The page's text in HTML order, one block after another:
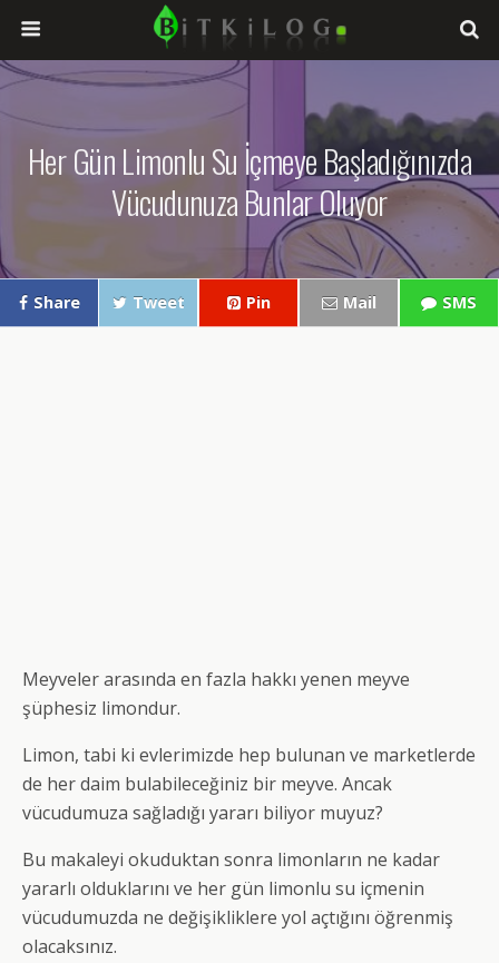
Her Gün Limonlu Su İçmeye Başladığınızda
Vücudunuza Bunlar Oluyor
Share Tweet Pin Mail SMS
Meyveler arasında en fazla hakkı yenen meyve
şüphesiz limondur.
Limon, tabi ki evlerimizde hep bulunan ve marketlerde
de her daim bulabileceğiniz bir meyve. Ancak
vücudumuza sağladığı yararı biliyor muyuz?
Bu makaleyi okuduktan sonra limonların ne kadar
yararlı olduklarını ve her gün limonlu su içmenin
vücudumuzda ne değişikliklere yol açtığını öğrenmiş
olacaksınız.